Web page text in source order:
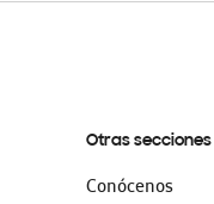
Otras secciones
Conócenos